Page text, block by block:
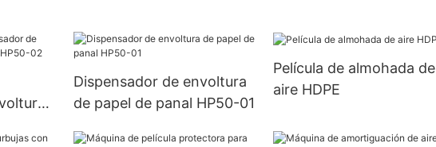
Dispensador de envoltura
de papel de panal HP50-01
Película de almohada de
aire HDPE